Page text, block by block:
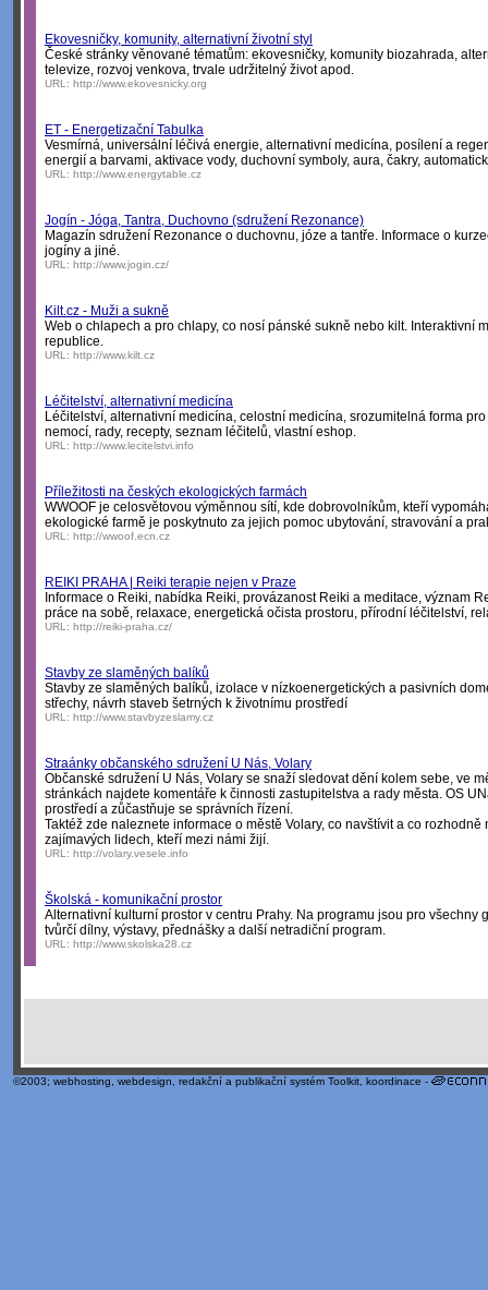
Ekovesničky, komunity, alternativní životní styl
České stránky věnované tématům: ekovesničky, komunity biozahrada,
televize, rozvoj venkova, trvale udržitelný život apod.
URL: http://www.ekovesnicky.org
ET - Energetizační Tabulka
Vesmírná, universální léčivá energie, alternativní medicína, posílení a
energií a barvami, aktivace vody, duchovní symboly, aura, čakry,
URL: http://www.energytable.cz
Jogín - Jóga, Tantra, Duchovno (sdružení Rezonance)
Magazín sdružení Rezonance o duchovnu, józe a tantře. Informace o
jogíny a jiné.
URL: http://www.jogin.cz/
Kilt.cz - Muži a sukně
Web o chlapech a pro chlapy, co nosí pánské sukně nebo kilt. Interaktivní
republice.
URL: http://www.kilt.cz
Léčitelství, alternativní medicína
Léčitelství, alternativní medicína, celostní medicína, srozumitelná forma
nemocí, rady, recepty, seznam léčitelů, vlastní eshop.
URL: http://www.lecitelstvi.info
Příležitosti na českých ekologických farmách
WWOOF je celosvětovou výměnnou sítí, kde dobrovolníkům, kteří
ekologické farmě je poskytnuto za jejich pomoc ubytování, stravování a
URL: http://wwoof.ecn.cz
REIKI PRAHA | Reiki terapie nejen v Praze
Informace o Reiki, nabídka Reiki, provázanost Reiki a meditace, význam
práce na sobě, relaxace, energetická očista prostoru, přírodní léčitelství,
URL: http://reiki-praha.cz/
Stavby ze slaměných balíků
Stavby ze slaměných balíků, izolace v nízkoenergetických a pasivních
střechy, návrh staveb šetrných k životnímu prostředí
URL: http://www.stavbyzeslamy.cz
Straánky občanského sdružení U Nás, Volary
Občanské sdružení U Nás, Volary se snaží sledovat dění kolem sebe, ve
stránkách najdete komentáře k činnosti zastupitelstva a rady města. OS
prostředí a zůčastňuje se správních řízení.
Taktéž zde naleznete informace o městě Volary, co navštívit a co
zajímavých lidech, kteří mezi námi žijí.
URL: http://volary.vesele.info
Školská - komunikační prostor
Alternativní kulturní prostor v centru Prahy. Na programu jsou pro všechny
tvůrčí dílny, výstavy, přednášky a další netradiční program.
URL: http://www.skolska28.cz
©2003; webhosting webdesign redakční a publikační systém Toolkit , koordinace -